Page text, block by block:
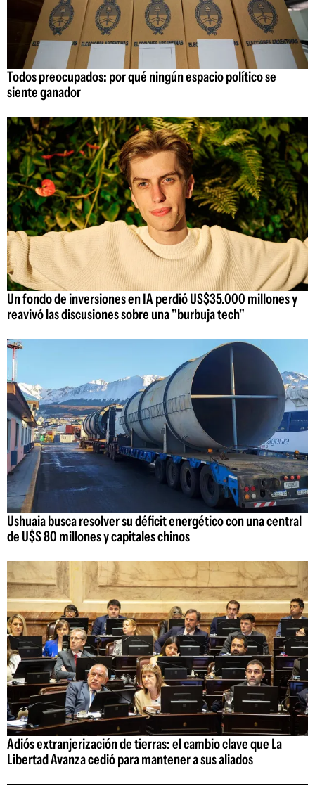
Todos preocupados: por qué ningún espacio político se
siente ganador
Un fondo de inversiones en IA perdió US$35.000 millones y
reavivó las discusiones sobre una "burbuja tech"
Ushuaia busca resolver su déficit energético con una central
de U$S 80 millones y capitales chinos
Adiós extranjerización de tierras: el cambio clave que La
Libertad Avanza cedió para mantener a sus aliados